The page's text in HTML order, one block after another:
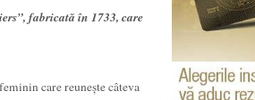
fabricată în 1733, care
care reunește câteva